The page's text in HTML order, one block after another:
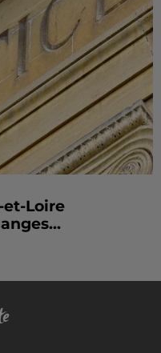
et-Loire